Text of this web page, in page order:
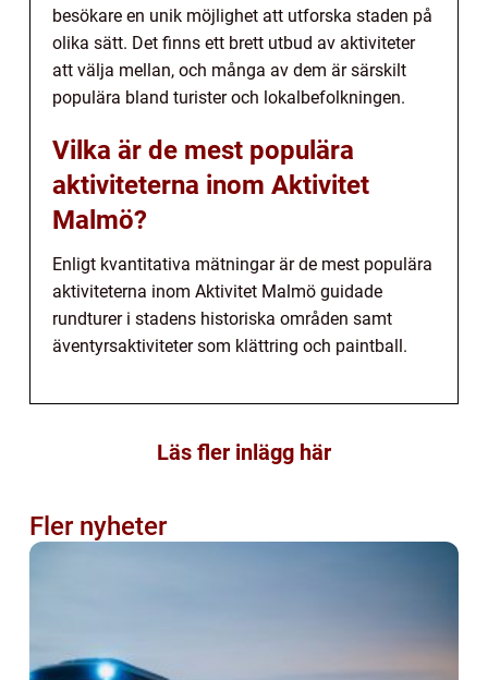
besökare en unik möjlighet att utforska staden på
olika sätt. Det finns ett brett utbud av aktiviteter
att välja mellan, och många av dem är särskilt
populära bland turister och lokalbefolkningen.
Vilka är de mest populära
aktiviteterna inom Aktivitet
Malmö?
Enligt kvantitativa mätningar är de mest populära
aktiviteterna inom Aktivitet Malmö guidade
rundturer i stadens historiska områden samt
äventyrsaktiviteter som klättring och paintball.
Läs fler inlägg här
Fler nyheter